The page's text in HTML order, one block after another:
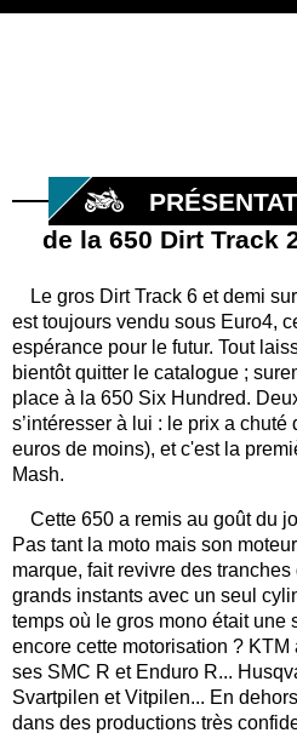
de la 650 Dirt Track
Le gros Dirt Track 6 et demi
est toujours vendu sous Euro4,
espérance pour le futur. Tout
bientôt quitter le catalogue ;
place à la 650 Six Hundred.
s’intéresser à lui : le prix a
euros de moins), et c'est la
Mash.
Cette 650 a remis au goût du
Pas tant la moto mais son
marque, fait revivre des
grands instants avec un seul
temps où le gros mono était une
encore cette motorisation ?
ses SMC R et Enduro R...
Svartpilen et Vitpilen... En
dans des productions très